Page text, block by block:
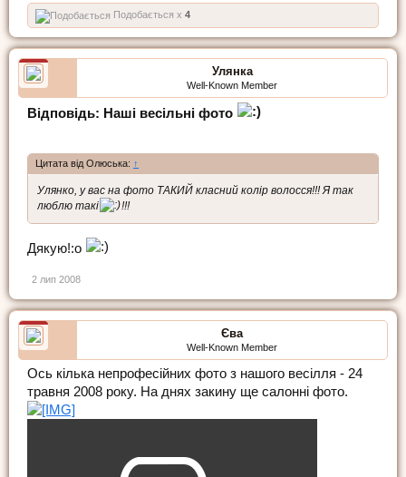
Подобається x 4
Улянка
Well-Known Member
Відповідь: Наші весільні фото
Цитата від Олюська: ↑
Улянко, у вас на фото ТАКИЙ класний колір волосся!!! Я так
люблю такі
!!!
Дякую!:o
2 лип 2008
Єва
Well-Known Member
Ось кілька непрофесійних фото з нашого весілля - 24
травня 2008 року. На днях закину ще салонні фото.